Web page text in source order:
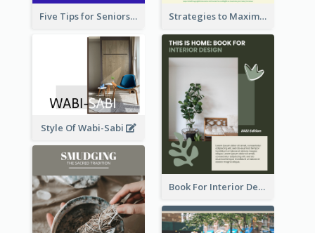
Five Tips for Seniors When Choosing Online Workout Classes Strategies to Maximize Your Salary Increase
Style Of Wabi-Sabi
Book For Interior Design Booklet